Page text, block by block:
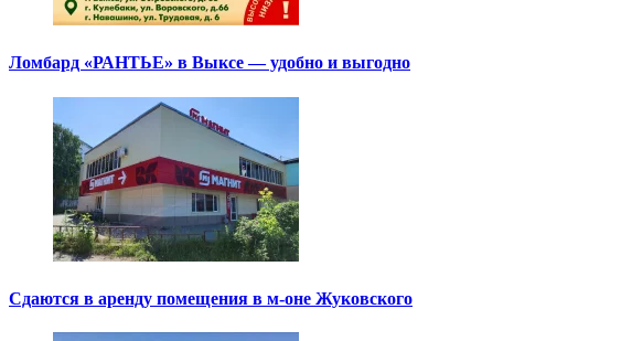
Ломбард «РАНТЬЕ» в Выксе — удобно и выгодно
Сдаются в аренду помещения в м-оне Жуковского